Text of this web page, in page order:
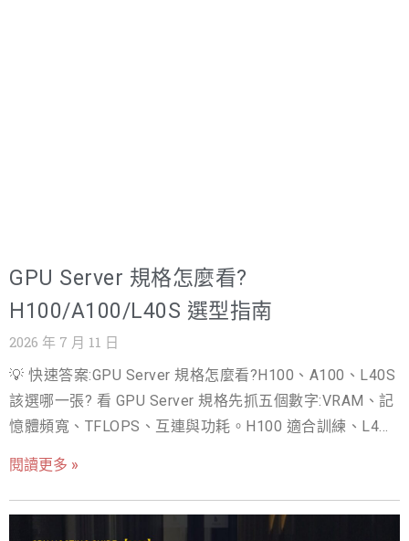
GPU Server 規格怎麼看?
H100/A100/L40S 選型指南
2026 年 7 月 11 日
💡 快速答案:GPU Server 規格怎麼看?H100、A100、L40S
該選哪一張? 看 GPU Server 規格先抓五個數字:VRAM、記
憶體頻寬、TFLOPS、互連與功耗。H100 適合訓練、L40S
先租後買,降低選錯風險。 看 GPU Server 規格表,先抓五個
數字:VRAM 容量、記憶體頻寬、TFLOPS 算力、卡間互
連、整機功耗,九成的選型問題都能靠這五項回答。這篇指
閱讀更多 »